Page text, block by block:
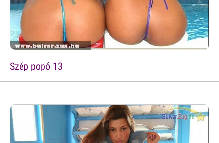
Szép popó 13